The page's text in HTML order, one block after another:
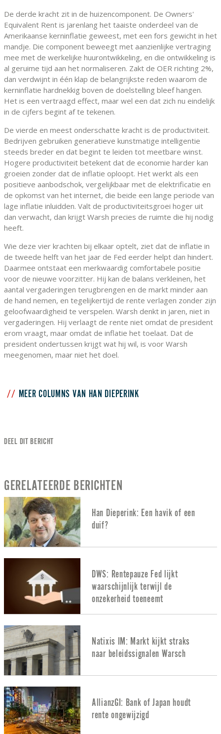
De derde kracht zit in de huizencomponent. De Owners'
Equivalent Rent is jarenlang het taaiste onderdeel van de
Amerikaanse kerninflatie geweest, met een fors gewicht in het
mandje. Die component beweegt met aanzienlijke vertraging
mee met de werkelijke huurontwikkeling, en die ontwikkeling is
al geruime tijd aan het normaliseren. Zakt de OER richting 2%,
dan verdwijnt in één klap de belangrijkste reden waarom de
kerninflatie hardnekkig boven de doelstelling bleef hangen.
Het is een vertraagd effect, maar wel een dat zich nu eindelijk
in de cijfers begint af te tekenen.
De vierde en meest onderschatte kracht is de productiviteit.
Bedrijven gebruiken generatieve kunstmatige intelligentie
steeds breder en dat begint te leiden tot meetbare winst.
Hogere productiviteit betekent dat de economie harder kan
groeien zonder dat de inflatie oploopt. Het werkt als een
positieve aanbodschok, vergelijkbaar met de elektrificatie en
de opkomst van het internet, die beide een lange periode van
lage inflatie inluidden. Valt de productiviteitsgroei hoger uit
dan verwacht, dan krijgt Warsh precies de ruimte die hij nodig
heeft.
Wie deze vier krachten bij elkaar optelt, ziet dat de inflatie in
de tweede helft van het jaar de Fed eerder helpt dan hindert.
Daarmee ontstaat een merkwaardig comfortabele positie
voor de nieuwe voorzitter. Hij kan de balans verkleinen, het
aantal vergaderingen terugbrengen en de markt minder aan
de hand nemen, en tegelijkertijd de rente verlagen zonder zijn
geloofwaardigheid te verspelen. Warsh denkt in jaren, niet in
vergaderingen. Hij verlaagt de rente niet omdat de president
erom vraagt, maar omdat de inflatie het toelaat. Dat de
president ondertussen krijgt wat hij wil, is voor Warsh
meegenomen, maar niet het doel.
MEER COLUMNS VAN HAN DIEPERINK
DEEL DIT BERICHT
GERELATEERDE BERICHTEN
Han Dieperink: Een havik of een
duif?
DWS: Rentepauze Fed lijkt
waarschijnlijk terwijl de
onzekerheid toeneemt
Natixis IM: Markt kijkt straks
naar beleidssignalen Warsch
AllianzGI: Bank of Japan houdt
rente ongewijzigd